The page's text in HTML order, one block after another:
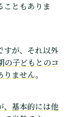
こともありま
すが、それ以外
の子どもとのコ
りません。
、基本的には他